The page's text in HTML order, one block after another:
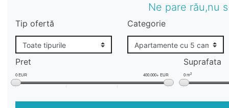
Ne pare rău,nu
Tip ofertă Categorie
Pret
0 EUR 400.000+ EUR
Suprafata
0 m2